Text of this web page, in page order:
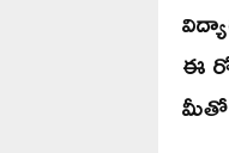
ఈ
మీతో